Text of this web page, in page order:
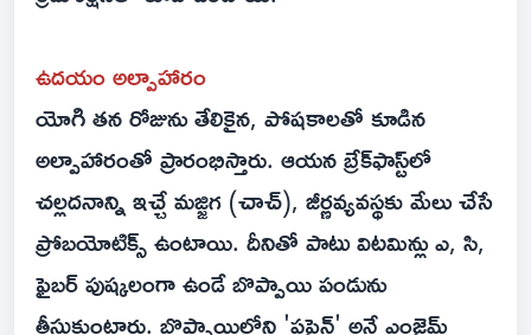
ఉదయం అల్పాహారం
యోగి తన రోజును తేలికైన, పోషకాలతో కూడిన
అల్పాహారంతో ప్రారంభిస్తారు. ఆయన బ్రేక్‌ఫాస్ట్‌లో
చల్లదనాన్ని ఇచ్చే మజ్జిగ (చాచ్), జీర్ణవ్యవస్థకు మేలు చేసే
ప్రోబయోటిక్స్ ఉంటాయి. దీనితో పాటు విటమిన్లు ఎ, సి,
ఫైబర్ పుష్కలంగా ఉండే బొప్పాయి పండును
తీసుకుంటారు. బొప్పాయిలోని 'పపైన్' అనే ఎంజైమ్